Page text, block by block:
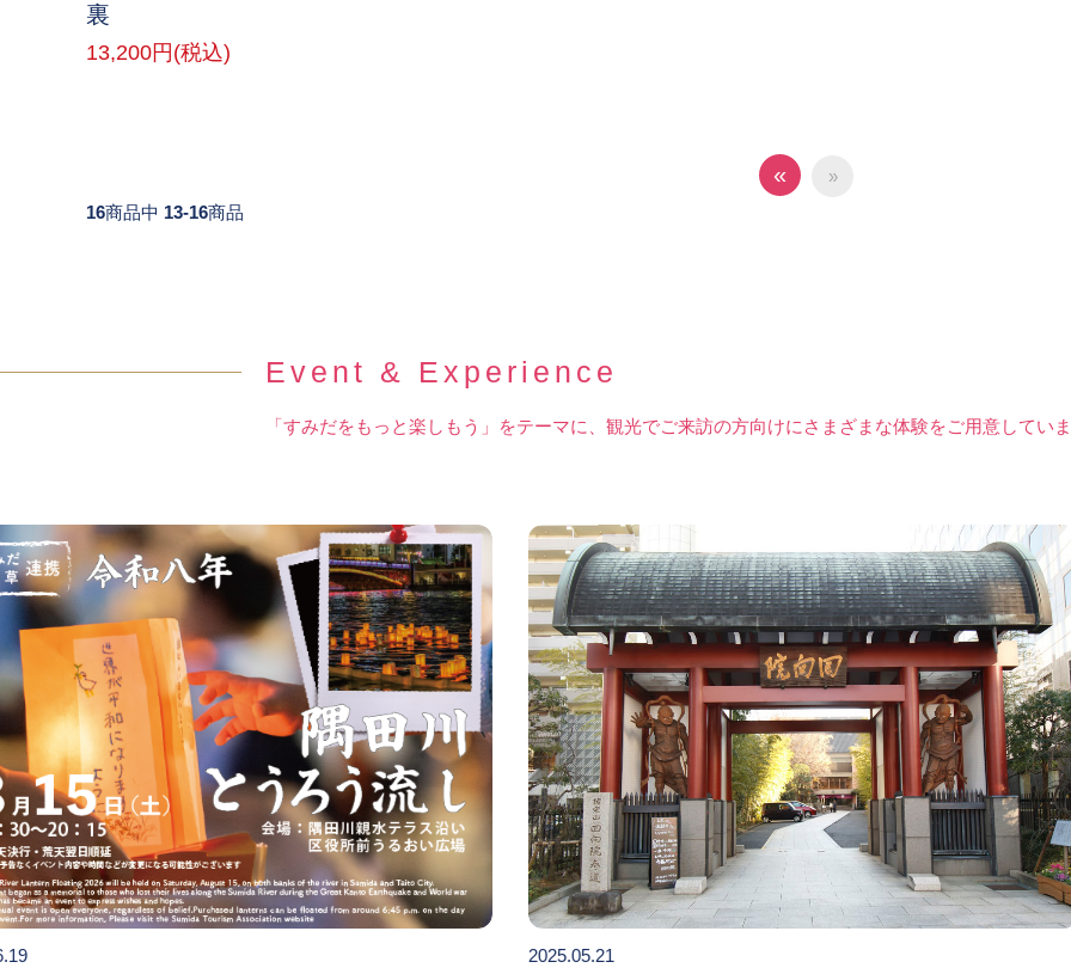
裏
13,200円(税込)
«
»
16商品中 13-16商品
Event & Experience
「すみだをもっと楽しもう」をテーマに、観光でご来訪の方向けにさまざまな体験をご用意してい
2025.05.21